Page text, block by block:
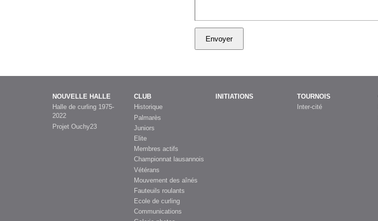
NOUVELLE HALLE
Halle de curling 1975-
2022
Projet Ouchy23
CLUB
Historique
Palmarès
Juniors
Elite
Membres actifs
Championnat lausannois
Vétérans
Mouvement des aînés
Fauteuils roulants
Ecole de curling
Communications
INITIATIONS
TOURNOIS
Inter-cité